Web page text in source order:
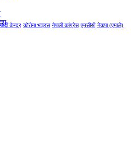
केन्द्र कोरोना भाइरस नेपाली कांग्रेस एमसीसी नेकपा (एमाले)